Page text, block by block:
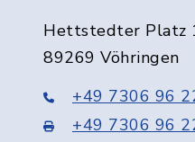
Hettstedter Platz
89269 Vöhringen
+49 7306 96
+49 7306 96